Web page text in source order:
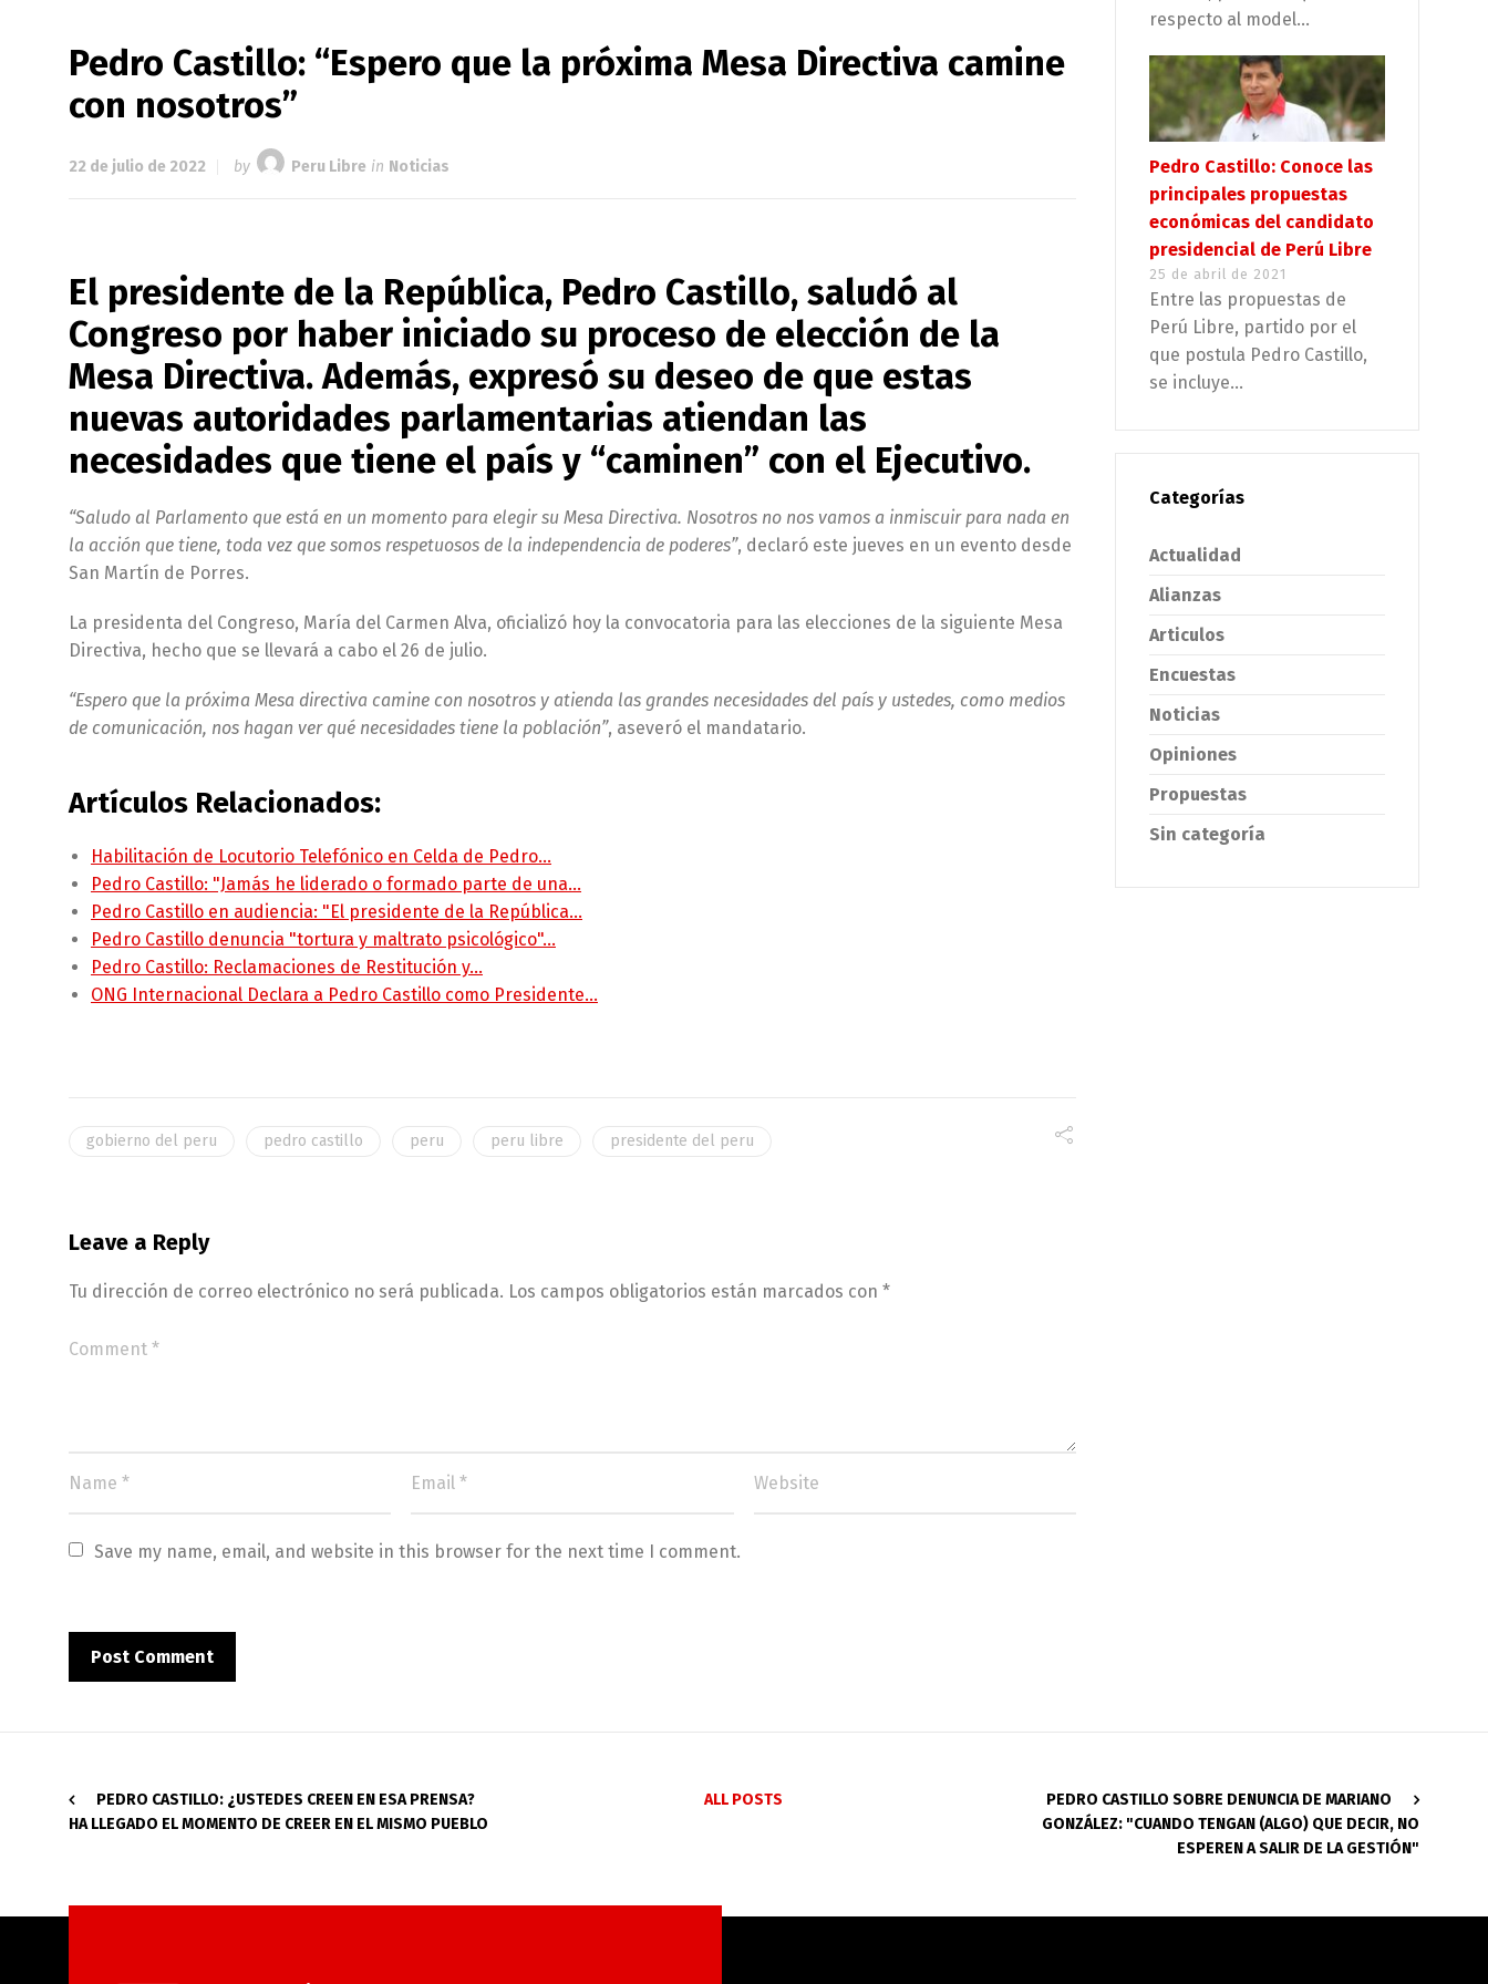
Pedro Castillo: “Espero que la próxima Mesa Directiva camine
con nosotros”
22 de julio de 2022 by Peru Libre in Noticias
El presidente de la República, Pedro Castillo, saludó al
Congreso por haber iniciado su proceso de elección de la
Mesa Directiva. Además, expresó su deseo de que estas
nuevas autoridades parlamentarias atiendan las
necesidades que tiene el país y “caminen” con el Ejecutivo.
“Saludo al Parlamento que está en un momento para elegir su Mesa Directiva. Nosotros no nos vamos a inmiscuir para nada en
la acción que tiene, toda vez que somos respetuosos de la independencia de poderes”, declaró este jueves en un evento desde
San Martín de Porres.
La presidenta del Congreso, María del Carmen Alva, oficializó hoy la convocatoria para las elecciones de la siguiente Mesa
Directiva, hecho que se llevará a cabo el 26 de julio.
“Espero que la próxima Mesa directiva camine con nosotros y atienda las grandes necesidades del país y ustedes, como medios
de comunicación, nos hagan ver qué necesidades tiene la población”, aseveró el mandatario.
Artículos Relacionados:
Habilitación de Locutorio Telefónico en Celda de Pedro…
Pedro Castillo: "Jamás he liderado o formado parte de una…
Pedro Castillo en audiencia: "El presidente de la República…
Pedro Castillo denuncia "tortura y maltrato psicológico"…
Pedro Castillo: Reclamaciones de Restitución y…
ONG Internacional Declara a Pedro Castillo como Presidente…
gobierno del peru pedro castillo peru peru libre presidente del peru
Leave a Reply
Tu dirección de correo electrónico no será publicada. Los campos obligatorios están marcados con *
Save my name, email, and website in this browser for the next time I comment.
respecto al model...
Pedro Castillo: Conoce las
principales propuestas
económicas del candidato
presidencial de Perú Libre
25 de abril de 2021
Entre las propuestas de
Perú Libre, partido por el
que postula Pedro Castillo,
se incluye...
Categorías
Actualidad
Alianzas
Articulos
Encuestas
Noticias
Opiniones
Propuestas
Sin categoría
PEDRO CASTILLO: ¿USTEDES CREEN EN ESA PRENSA?
HA LLEGADO EL MOMENTO DE CREER EN EL MISMO PUEBLO
ALL POSTS
PEDRO CASTILLO SOBRE DENUNCIA DE MARIANO
GONZÁLEZ: "CUANDO TENGAN (ALGO) QUE DECIR, NO
ESPEREN A SALIR DE LA GESTIÓN"